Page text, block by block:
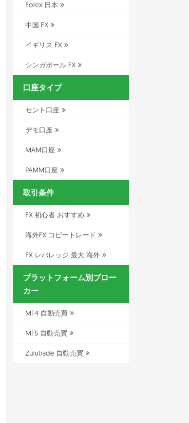
Forex 日本
中国 FX
イギリス FX
シンガポール FX
口座タイプ
セント口座
デモ口座
MAM口座
PAMM口座
取引条件
FX 初心者 おすすめ
海外FX コピートレード
FX レバレッジ 最大 海外
プラットフォーム別ブロー
カー
MT4 自動売買
MT5 自動売買
Zulutrade 自動売買